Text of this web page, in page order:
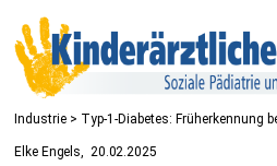
Industrie > Typ-1-Diabetes: Früherkennung
Elke Engels 20.02.2025